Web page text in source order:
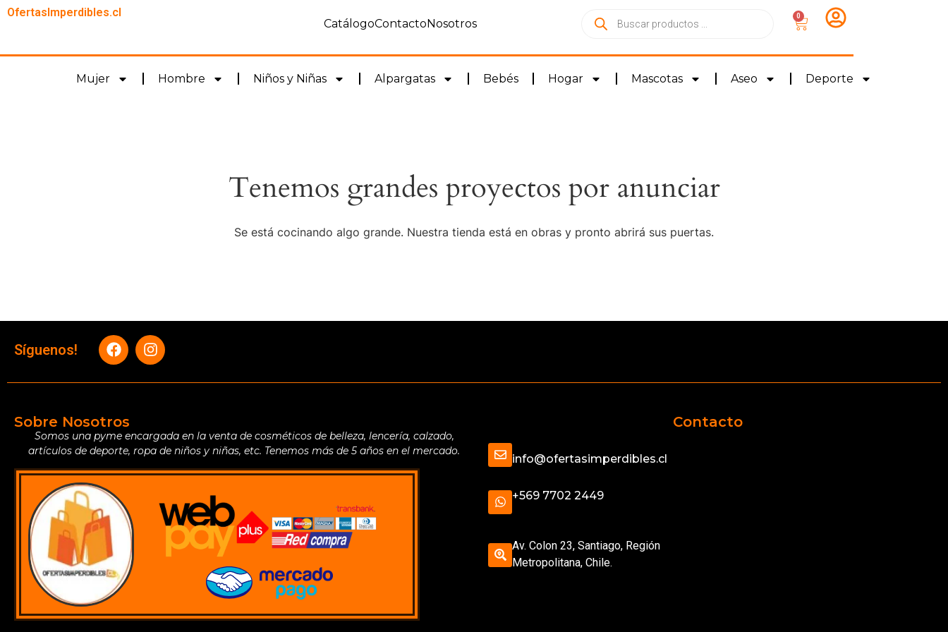
OfertasImperdibles.cl
CatálogoContactoNosotros
0
Mujer Hombre Niños y Niñas Alpargatas Bebés Hogar Mascotas Aseo Deporte
Tenemos grandes proyectos por anunciar
Se está cocinando algo grande. Nuestra tienda está en obras y pronto abrirá sus puertas.
Síguenos!
Sobre Nosotros
Somos una pyme encargada en la venta de cosméticos de belleza, lencería, calzado,
artículos de deporte, ropa de niños y niñas, etc. Tenemos más de 5 años en el mercado.
Contacto
info@ofertasimperdibles.cl
+569 7702 2449
Av. Colon 23, Santiago, Región
Metropolitana, Chile.